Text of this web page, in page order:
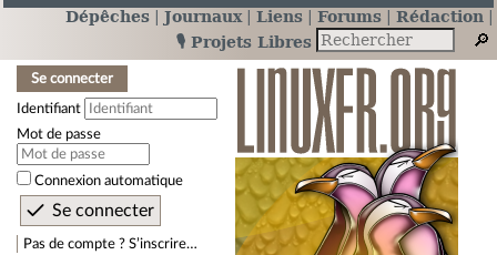
Dépêches Journaux Liens Forums
Rédaction
🎙️ Projets Libres
Se connecter
Identifiant
Mot de passe
Connexion automatique
Pas de compte ? S’inscrire…